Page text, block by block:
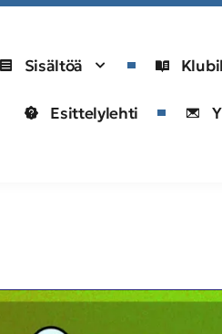
Sisältöä
Esittelylehti